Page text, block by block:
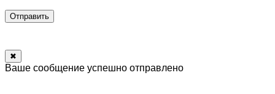
Отправить
✖
Ваше сообщение успешно отправлено